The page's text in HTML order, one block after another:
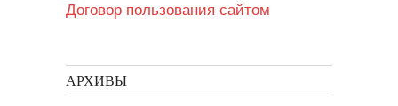
Договор пользования сайтом
АРХИВЫ